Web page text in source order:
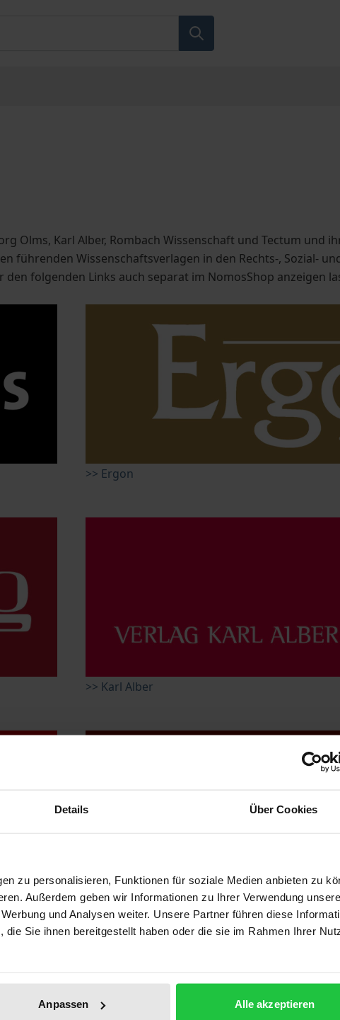
Details Über Cookies
zu personalisieren, Funktionen für soziale Medien anbieten zu
Außerdem geben wir Informationen zu Ihrer Verwendung
und Analysen weiter. Unsere Partner führen diese
Sie ihnen bereitgestellt haben oder die sie im Rahmen Ihrer
Anpassen Alle akzeptieren
Olms, Karl Alber, Rombach Wissenschaft und Tectum und
führenden Wissenschaftsverlagen in den Rechts-, Sozial-
folgenden Links auch separat im NomosShop anzeigen
>> Ergon
>> Karl Alber
>> Tectum